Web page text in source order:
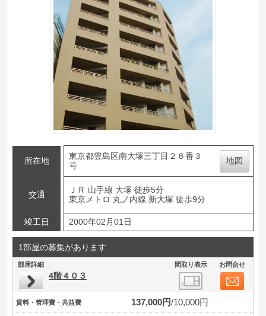
所在地
東京都豊島区南大塚三丁目２６番３
号
地図
交通
ＪＲ 山手線 大塚 徒歩5分
東京メトロ 丸ノ内線 新大塚 徒歩9分
竣工日 2000年02月01日
1部屋の募集があります
部屋詳細 間取り表示 お問合せ
4階４０３
賃料・管理費・共益費 137,000円 10,000円